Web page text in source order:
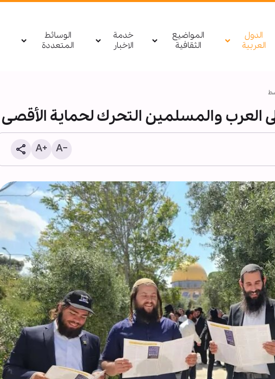
الدول
العربیة
المواضيع
الثقافية
خدمة
الاخبار
الوسائط
المتعددة
والمسلمين التحرك لحماية الأقصى
أمين عام العتبة الحسينية: زيارة
الأربعين تجسد القيم الإنسانية التي
أرساها الإمام الحسين (ع)